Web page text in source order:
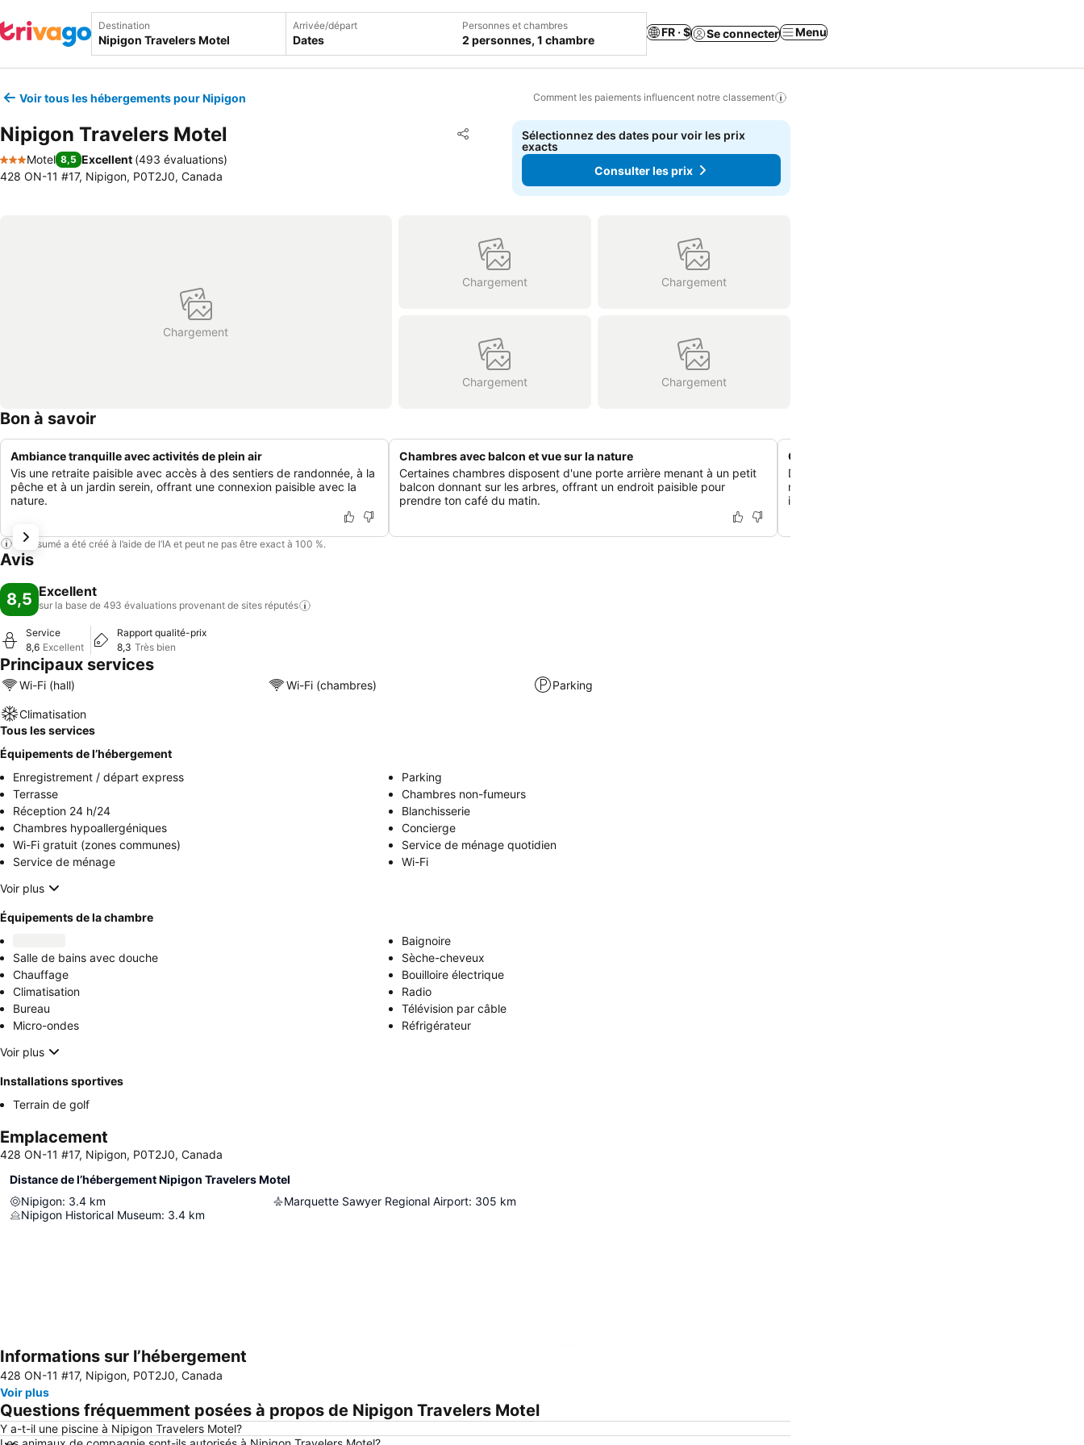
Destination Arrivée/départ
Dates
Personnes et chambres
2 personnes, 1 chambre
FR · $ Se connecter Menu
Voir tous les hébergements pour Nipigon Comment les paiements influencent notre classement
Nipigon Travelers Motel Partager
Ajouter à mes favoris
3 Étoiles
Motel 8,5 Excellent (493 évaluations)
428 ON-11 #17, Nipigon, P0T2J0, Canada
Sélectionnez des dates pour voir les prix
exacts
Consulter les prix
Chargement
Chargement Chargement
Chargement Chargement
Bon à savoir
Ambiance tranquille avec activités de plein air
Vis une retraite paisible avec accès à des sentiers de randonnée, à la
pêche et à un jardin serein, offrant une connexion paisible avec la
nature.
Chambres avec balcon et vue sur la nature
Certaines chambres disposent d'une porte arrière menant à un petit
balcon donnant sur les arbres, offrant un endroit paisible pour
prendre ton café du matin.
Chambres rénovées, propres et confortables
Découvre des hébergements modernisés avec une
mobilier contemporains, constamment salués pour leur
impeccable et leur ambiance fraîche.
Ce résumé a été créé à l’aide de l’IA et peut ne pas être exact à 100 %.
Avis
8,5 Excellent
sur la base de 493 évaluations provenant de sites réputés
Service
8,6 Excellent
Rapport qualité-prix
8,3 Très bien
Principaux services
Wi-Fi (hall) Wi-Fi (chambres) Parking
Climatisation
Tous les services
Équipements de l’hébergement
Enregistrement / départ express
Parking
Terrasse
Chambres non-fumeurs
Réception 24 h/24
Blanchisserie
Chambres hypoallergéniques
Concierge
Wi-Fi gratuit (zones communes)
Service de ménage quotidien
Service de ménage
Wi-Fi
Voir plus
Équipements de la chambre
Baignoire
Salle de bains avec douche
Sèche-cheveux
Chauffage
Bouilloire électrique
Climatisation
Radio
Bureau
Télévision par câble
Micro-ondes
Réfrigérateur
Voir plus
Installations sportives
Terrain de golf
Emplacement
428 ON-11 #17, Nipigon, P0T2J0, Canada
Distance de l’hébergement Nipigon Travelers Motel
Nipigon: 3.4 km
Nipigon Historical Museum: 3.4 km
Marquette Sawyer Regional Airport: 305 km
Informations sur l’hébergement
428 ON-11 #17, Nipigon, P0T2J0, Canada
Voir plus
Questions fréquemment posées à propos de Nipigon Travelers Motel
Y a-t-il une piscine à Nipigon Travelers Motel?